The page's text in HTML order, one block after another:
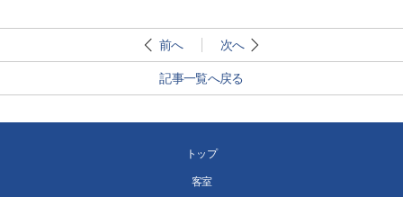
前へ 次へ
記事一覧へ戻る
トップ
客室